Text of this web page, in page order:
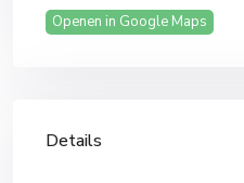
Openen in Google Maps
Details